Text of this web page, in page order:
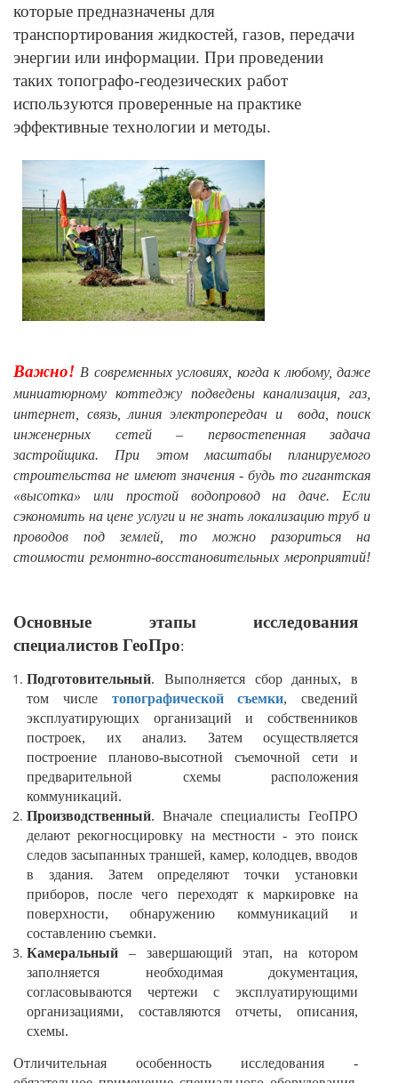
которые предназначены для
транспортирования жидкостей, газов, передачи
энергии или информации. При проведении
таких топографо-геодезических работ
используются проверенные на практике
эффективные технологии и методы.
Важно! В современных условиях, когда к любому, даже
миниатюрному коттеджу подведены канализация, газ,
интернет, связь, линия электропередач и вода, поиск
инженерных сетей – первостепенная задача
застройщика. При этом масштабы планируемого
строительства не имеют значения - будь то гигантская
«высотка» или простой водопровод на даче. Если
сэкономить на цене услуги и не знать локализацию труб и
проводов под землей, то можно разориться на
стоимости ремонтно-восстановительных мероприятий!
Основные этапы исследования
специалистов ГеоПро:
Подготовительный. Выполняется сбор данных, в
том числе топографической съемки, сведений
эксплуатирующих организаций и собственников
построек, их анализ. Затем осуществляется
построение планово-высотной съемочной сети и
предварительной схемы расположения
коммуникаций.
Производственный. Вначале специалисты ГеоПРО
делают рекогносцировку на местности - это поиск
следов засыпанных траншей, камер, колодцев, вводов
в здания. Затем определяют точки установки
приборов, после чего переходят к маркировке на
поверхности, обнаружению коммуникаций и
составлению съемки.
Камеральный – завершающий этап, на котором
заполняется необходимая документация,
согласовываются чертежи с эксплуатирующими
организациями, составляются отчеты, описания,
схемы.
Отличительная особенность исследования -